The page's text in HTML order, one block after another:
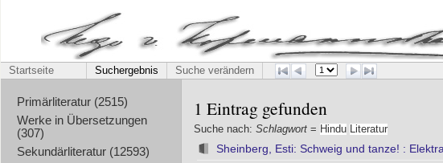
Startseite Suchergebnis Suche verändern
Primärliteratur (2515)
Werke in Übersetzungen
(307)
Sekundärliteratur (12593)
1 Eintrag gefunden
Suche nach: Schlagwort = Hindu Literatur
Sheinberg, Esti: Schweig und tanze! :